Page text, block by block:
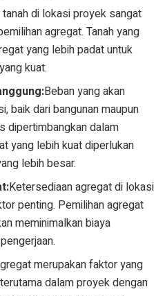
di lokasi proyek sangat
agregat. Tanah yang
yang lebih padat untuk
kuat.
Beban yang akan
baik dari bangunan maupun
dipertimbangkan dalam
yang lebih kuat diperlukan
lebih besar.
Ketersediaan agregat di lokasi
penting. Pemilihan agregat
meminimalkan biaya
merupakan faktor yang
dalam proyek dengan